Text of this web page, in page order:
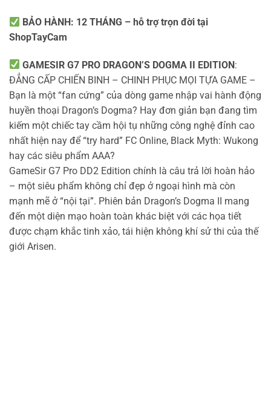
BẢO HÀNH: 12 THÁNG – hỗ trợ trọn đời tại
ShopTayCam
GAMESIR G7 PRO DRAGON’S DOGMA II EDITION:
ĐẲNG CẤP CHIẾN BINH – CHINH PHỤC MỌI TỰA GAME –
Bạn là một “fan cứng” của dòng game nhập vai hành động
huyền thoại Dragon’s Dogma? Hay đơn giản bạn đang tìm
kiếm một chiếc tay cầm hội tụ những công nghệ đỉnh cao
nhất hiện nay để “try hard” FC Online, Black Myth: Wukong
hay các siêu phẩm AAA?
GameSir G7 Pro DD2 Edition chính là câu trả lời hoàn hảo
– một siêu phẩm không chỉ đẹp ở ngoại hình mà còn
mạnh mẽ ở “nội tại”. Phiên bản Dragon’s Dogma II mang
đến một diện mạo hoàn toàn khác biệt với các họa tiết
được chạm khắc tinh xảo, tái hiện không khí sử thi của thế
giới Arisen.